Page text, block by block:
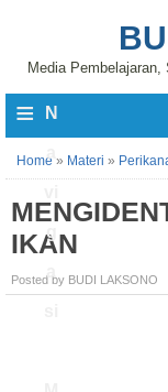
Media
≡ N
g
a
Home » Materi »
IKAN
Posted by BUDI LAKSONO